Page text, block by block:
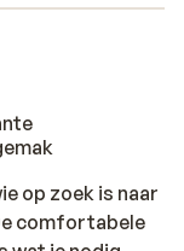
op zoek is naar
comfortabele